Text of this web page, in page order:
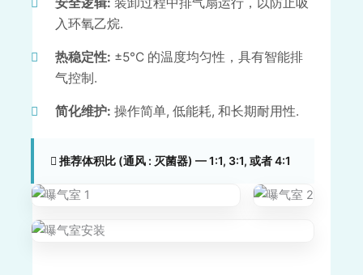
入环氧乙烷.
热稳定性: ±5°C 的温度均匀性，具有智能排
气控制.
简化维护: 操作简单, 低能耗, 和长期耐用性.
推荐体积比 (通风 : 灭菌器) — 1:1, 3:1, 或者 4:1